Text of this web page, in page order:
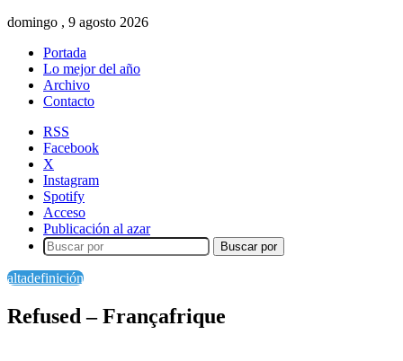
domingo , 9 agosto 2026
Portada
Lo mejor del año
Archivo
Contacto
RSS
Facebook
X
Instagram
Spotify
Acceso
Publicación al azar
Buscar por
altadefinición
Refused – Françafrique